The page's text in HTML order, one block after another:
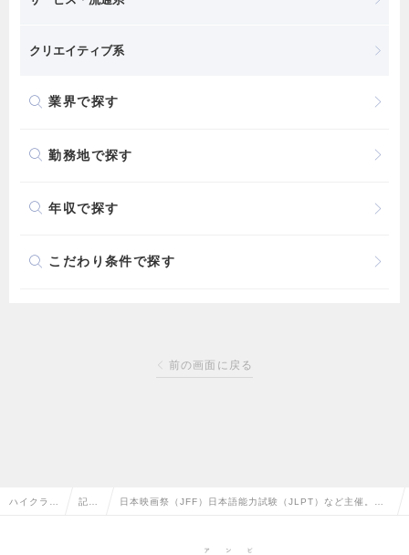
クリエイティブ系
業界で探す
勤務地で探す
年収で探す
こだわり条件で探す
前の画面に戻る
ハイクラス 記事 日本映画祭（JFF）日本語能力試験（JLPT）など主催。国